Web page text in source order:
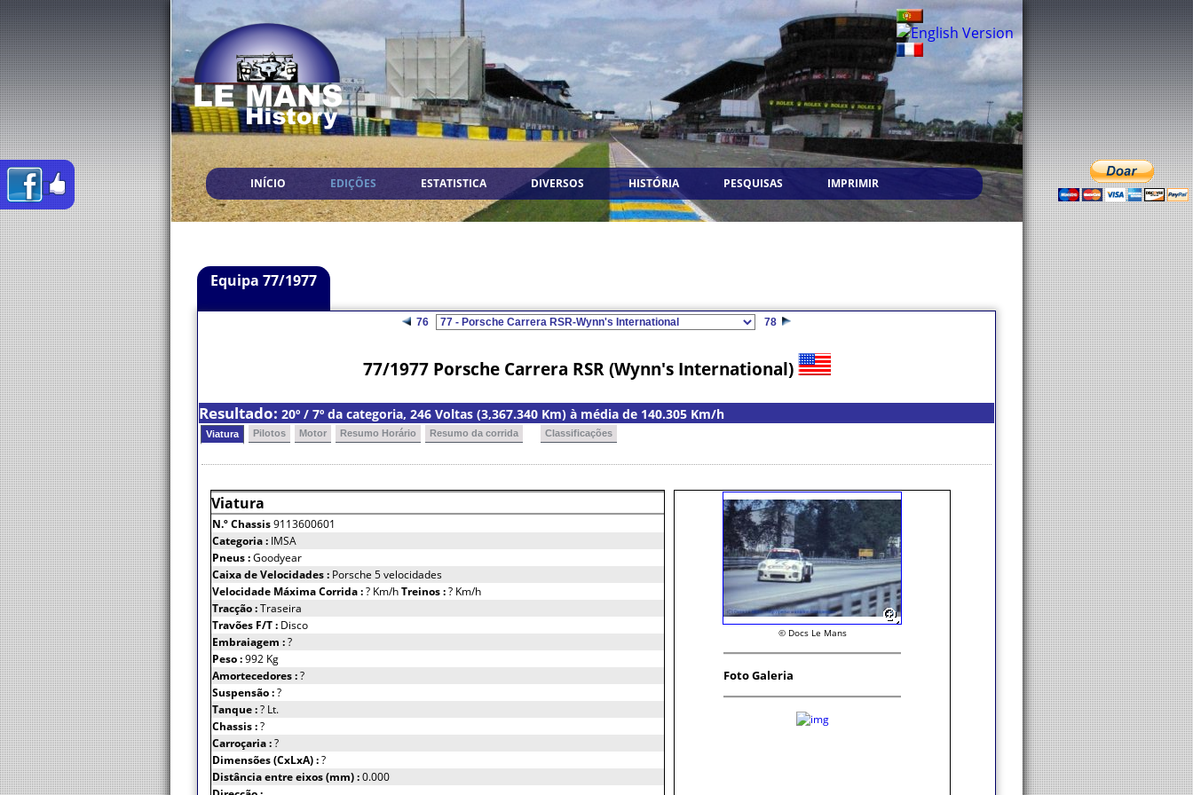
INÍCIO EDIÇÕES ESTATISTICA DIVERSOS HISTÓRIA PESQUISAS IMPRIMIR
Equipa 77/1977
76 78
77/1977 Porsche Carrera RSR (Wynn's International)
Resultado: 20º / 7º da categoria, 246 Voltas (3,367.340 Km) à média de 140.305 Km/h
Viatura Pilotos Motor Resumo Horário Resumo da corrida Classificações
Viatura
N.º Chassis9113600601
Categoria : IMSA
Pneus :Goodyear
Caixa de Velocidades : Porsche 5 velocidades
Velocidade Máxima Corrida :? Km/hTreinos :? Km/h
Tracção :Traseira
Travões F/T : Disco
Embraiagem :?
Peso :992 Kg
Amortecedores :?
Suspensão :?
Tanque :? Lt.
Chassis :?
Carroçaria :?
Dimensões (CxLxA) :?
Distância entre eixos (mm) :0.000
© Docs Le Mans
Foto Galeria